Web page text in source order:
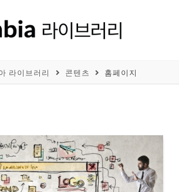
라이브러리 콘텐츠 홈페이지